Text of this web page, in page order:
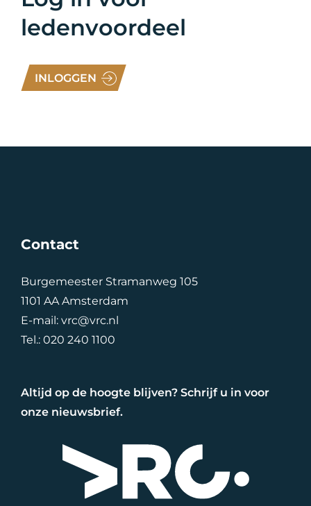
ledenvoordeel
INLOGGEN
Contact
Burgemeester Stramanweg 105
1101 AA Amsterdam
E-mail:vrc@vrc.nl
Tel.:020 240 1100
Altijd op de hoogte blijven? Schrijf u in voor
onze nieuwsbrief.